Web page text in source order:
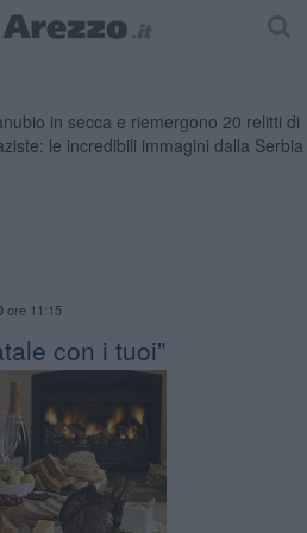
ore 11:15
con i tuoi"